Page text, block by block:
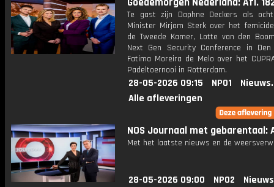
Te gast zijn Daphne Deckers als
Minister Mirjam Sterk over het
de Tweede Kamer, Lotte van den
Next Gen Security Conference in
Fatima Moreira de Melo over het
Padeltoernooi in Rotterdam.
28-05-2026 09:15 NPO1
Alle afleveringen
NOS Journaal met gebarentaal:
Met het laatste nieuws en de
28-05-2026 09:00 NPO2